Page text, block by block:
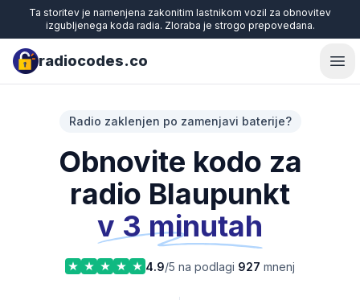
Ta storitev je namenjena zakonitim lastnikom vozil za obnovitev
izgubljenega koda radia. Zloraba je strogo prepovedana.
radiocodes.co
Radio zaklenjen po zamenjavi baterije?
Obnovite kodo za
radio Blaupunkt
v 3 minutah
4.9/5 na podlagi 927 mnenj